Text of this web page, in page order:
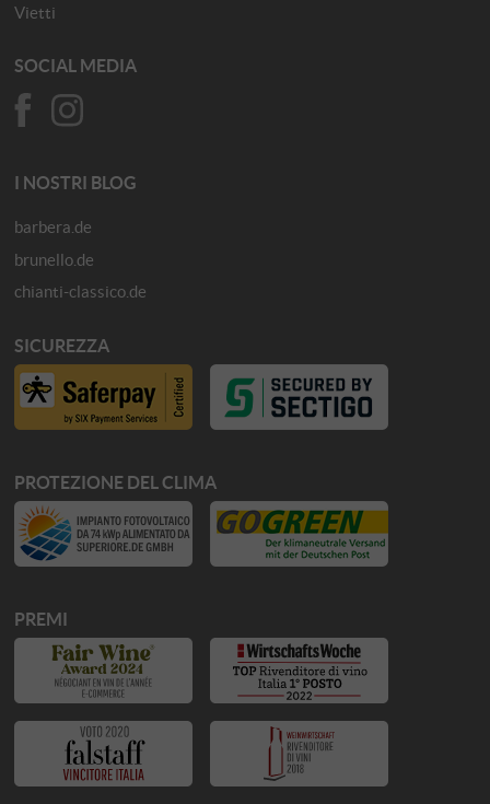
Vietti
SOCIAL MEDIA
I NOSTRI BLOG
barbera.de
brunello.de
chianti-classico.de
SICUREZZA
PROTEZIONE DEL CLIMA
PREMI